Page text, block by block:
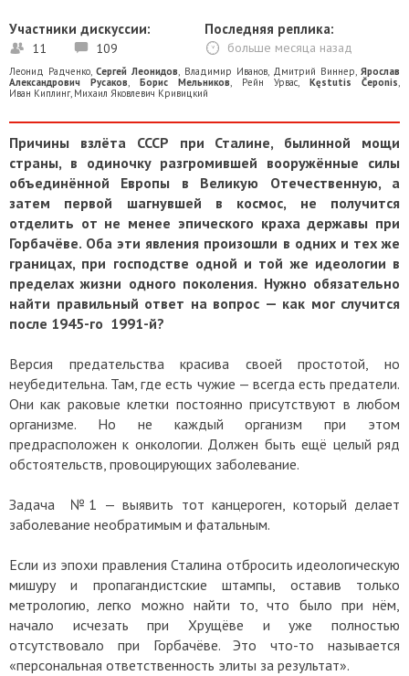
Участники дискуссии:
11 109
Последняя реплика:
больше месяца назад
Леонид Радченко,Сергей Леонидов, Владимир Иванов, Дмитрий Виннер, Ярослав
Александрович Русаков, Борис Мельников, Рейн Урвас, Kęstutis Čeponis,
Иван Киплинг, Михаил Яковлевич Кривицкий
Причины взлёта СССР при Сталине, былинной мощи
страны, в одиночку разгромившей вооружённые силы
объединённой Европы в Великую Отечественную, а
затем первой шагнувшей в космос, не получится
отделить от не менее эпического краха державы при
Горбачёве. Оба эти явления произошли в одних и тех же
границах, при господстве одной и той же идеологии в
пределах жизни одного поколения. Нужно обязательно
найти правильный ответ на вопрос — как мог случится
после 1945-го 1991-й?
Версия предательства красива своей простотой, но
неубедительна. Там, где есть чужие — всегда есть предатели.
Они как раковые клетки постоянно присутствуют в любом
организме. Но не каждый организм при этом
предрасположен к онкологии. Должен быть ещё целый ряд
обстоятельств, провоцирующих заболевание.
Задача №1 — выявить тот канцероген, который делает
заболевание необратимым и фатальным.
Если из эпохи правления Сталина отбросить идеологическую
мишуру и пропагандистские штампы, оставив только
метрологию, легко можно найти то, что было при нём,
начало исчезать при Хрущёве и уже полностью
отсутствовало при Горбачёве. Это что-то называется
«персональная ответственность элиты за результат».